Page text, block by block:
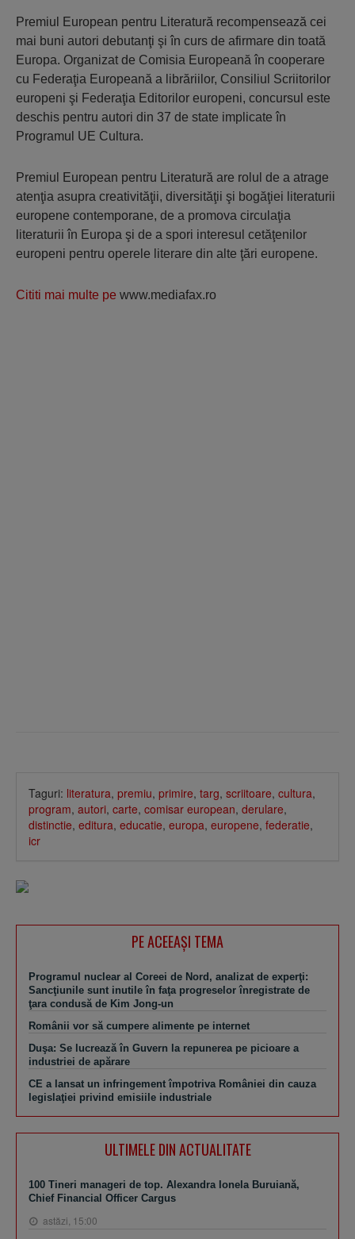
Premiul European pentru Literatură recompensează cei
mai buni autori debutanţi şi în curs de afirmare din toată
Europa. Organizat de Comisia Europeană în cooperare
cu Federaţia Europeană a librăriilor, Consiliul Scriitorilor
europeni şi Federaţia Editorilor europeni, concursul este
deschis pentru autori din 37 de state implicate în
Programul UE Cultura.
Premiul European pentru Literatură are rolul de a atrage
atenţia asupra creativităţii, diversităţii şi bogăţiei literaturii
europene contemporane, de a promova circulaţia
literaturii în Europa şi de a spori interesul cetăţenilor
europeni pentru operele literare din alte ţări europene.
Cititi mai multe pe www.mediafax.ro
Taguri: literatura, premiu, primire, targ, scriitoare, cultura,
program, autori, carte, comisar european, derulare,
distinctie, editura, educatie, europa, europene, federatie,
icr
PE ACEEAŞI TEMA
Programul nuclear al Coreei de Nord, analizat de experţi:
Sancţiunile sunt inutile în faţa progreselor înregistrate de
ţara condusă de Kim Jong-un
Românii vor să cumpere alimente pe internet
Duşa: Se lucrează în Guvern la repunerea pe picioare a
industriei de apărare
CE a lansat un infringement împotriva României din cauza
legislaţiei privind emisiile industriale
ULTIMELE DIN ACTUALITATE
100 Tineri manageri de top. Alexandra Ionela Buruiană,
Chief Financial Officer Cargus
astăzi, 15:00